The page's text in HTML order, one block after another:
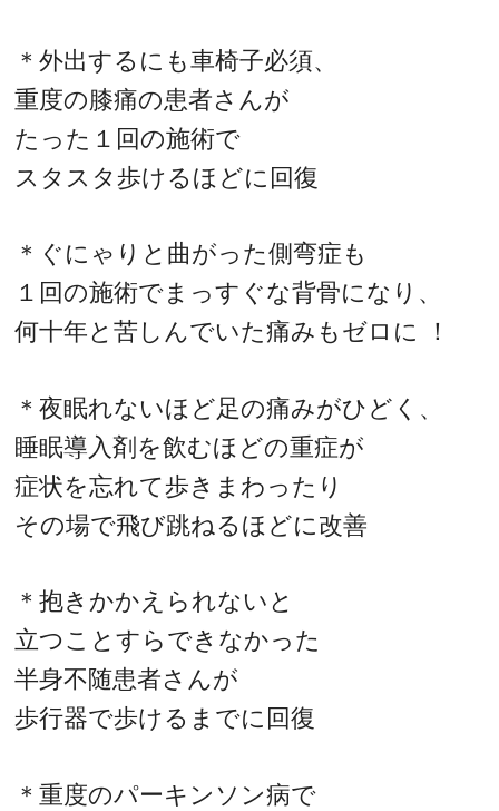
＊外出するにも車椅子必須、
重度の膝痛の患者さんが
たった１回の施術で
スタスタ歩けるほどに回復
＊ぐにゃりと曲がった側弯症も
１回の施術でまっすぐな背骨になり、
何十年と苦しんでいた痛みもゼロに ！
＊夜眠れないほど足の痛みがひどく、
睡眠導入剤を飲むほどの重症が
症状を忘れて歩きまわったり
その場で飛び跳ねるほどに改善
＊抱きかかえられないと
立つことすらできなかった
半身不随患者さんが
歩行器で歩けるまでに回復
＊重度のパーキンソン病で